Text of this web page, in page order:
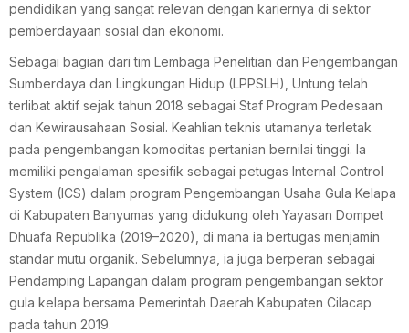
pendidikan yang sangat relevan dengan kariernya di sektor
pemberdayaan sosial dan ekonomi.
Sebagai bagian dari tim Lembaga Penelitian dan Pengembangan
Sumberdaya dan Lingkungan Hidup (LPPSLH), Untung telah
terlibat aktif sejak tahun 2018 sebagai Staf Program Pedesaan
dan Kewirausahaan Sosial. Keahlian teknis utamanya terletak
pada pengembangan komoditas pertanian bernilai tinggi. Ia
memiliki pengalaman spesifik sebagai petugas Internal Control
System (ICS) dalam program Pengembangan Usaha Gula Kelapa
di Kabupaten Banyumas yang didukung oleh Yayasan Dompet
Dhuafa Republika (2019–2020), di mana ia bertugas menjamin
standar mutu organik. Sebelumnya, ia juga berperan sebagai
Pendamping Lapangan dalam program pengembangan sektor
gula kelapa bersama Pemerintah Daerah Kabupaten Cilacap
pada tahun 2019.